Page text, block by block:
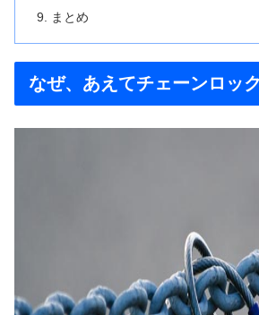
まとめ
なぜ、あえてチェーンロッ